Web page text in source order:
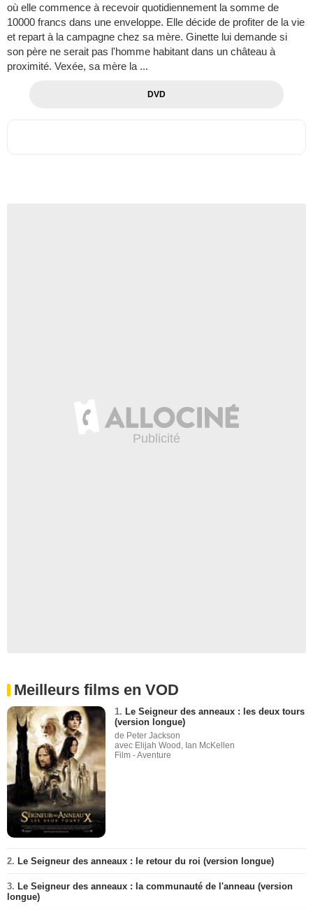
où elle commence à recevoir quotidiennement la somme de
10000 francs dans une enveloppe. Elle décide de profiter de la vie
et repart à la campagne chez sa mère. Ginette lui demande si
son père ne serait pas l'homme habitant dans un château à
proximité. Vexée, sa mère la ...
DVD
Meilleurs films en VOD
1. Le Seigneur des anneaux : les deux tours
(version longue)
de Peter Jackson
avec Elijah Wood, Ian McKellen
Film - Aventure
2. Le Seigneur des anneaux : le retour du roi (version longue)
3. Le Seigneur des anneaux : la communauté de l'anneau (version
longue)